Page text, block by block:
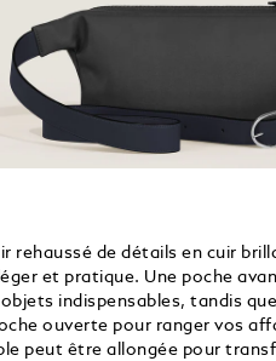
rehaussé de détails en cuir
et pratique. Une poche
indispensables, tandis
ouverte pour ranger vos
peut être allongée pour